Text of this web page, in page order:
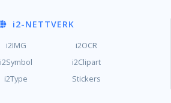
i2-NETTVERK
i2IMG
i2OCR
i2Symbol
i2Clipart
i2Type Stickers